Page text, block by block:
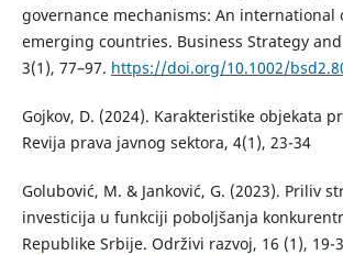
governance mechanisms: An international
emerging countries. Business Strategy
3(1), 77–97. https://doi.org/10.1002/
Gojkov, D. (2024). Karakteristike objekata
Revija prava javnog sektora, 4(1), 23-34
Golubović, M. & Janković, G. (2023). Priliv
investicija u funkciji pobolјšanja
Republike Srbije. Održivi razvoj, 16 (1), 19-